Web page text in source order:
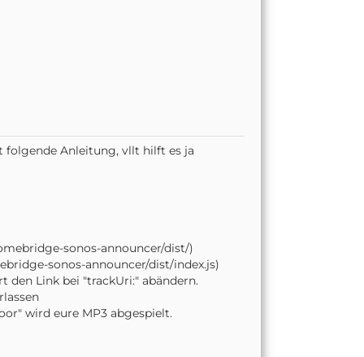
folgende Anleitung, vllt hilft es ja
sonos-announcer/dist/)
sonos-announcer/dist/index.js)
den Link bei "trackUri:" abändern.
wird eure MP3 abgespielt.